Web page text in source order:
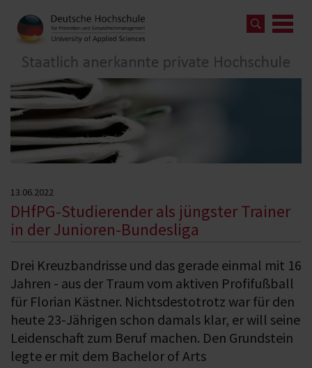
13.06.2022
DHfPG-Studierender als jüngster Trainer
in der Junioren-Bundesliga
Drei Kreuzbandrisse und das gerade einmal mit 16
Jahren - aus der Traum vom aktiven Profifußball
für Florian Kästner. Nichtsdestotrotz war für den
heute 23-Jährigen schon damals klar, er will seine
Leidenschaft zum Beruf machen. Den Grundstein
legte er mit dem Bachelor of Arts